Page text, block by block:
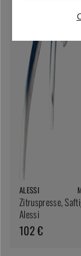
ALESSI
Zitruspresse,
Alessi
102 €